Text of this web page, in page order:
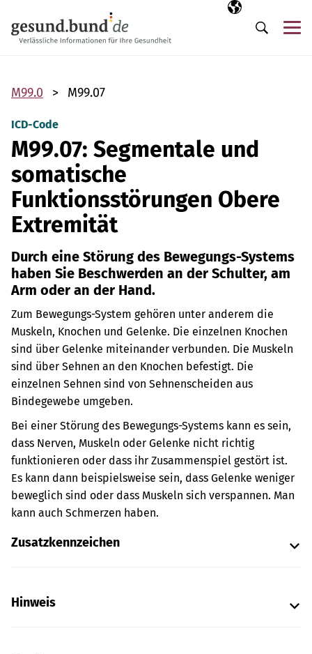
Ausgewählte
DE
Suche
M99.0 M99.07
ICD-Code
M99.07: Segmentale und
somatische
Funktionsstörungen Obere
Extremität
Durch eine Störung des Bewegungs-Systems
haben Sie Beschwerden an der Schulter, am
Arm oder an der Hand.
Zum Bewegungs-System gehören unter anderem die
Muskeln, Knochen und Gelenke. Die einzelnen Knochen
sind über Gelenke miteinander verbunden. Die Muskeln
sind über Sehnen an den Knochen befestigt. Die
einzelnen Sehnen sind von Sehnenscheiden aus
Bindegewebe umgeben.
Bei einer Störung des Bewegungs-Systems kann es sein,
dass Nerven, Muskeln oder Gelenke nicht richtig
funktionieren oder dass ihr Zusammenspiel gestört ist.
Es kann dann beispielsweise sein, dass Gelenke weniger
beweglich sind oder dass Muskeln sich verspannen. Man
kann auch Schmerzen haben.
Zusatzkennzeichen
Hinweis